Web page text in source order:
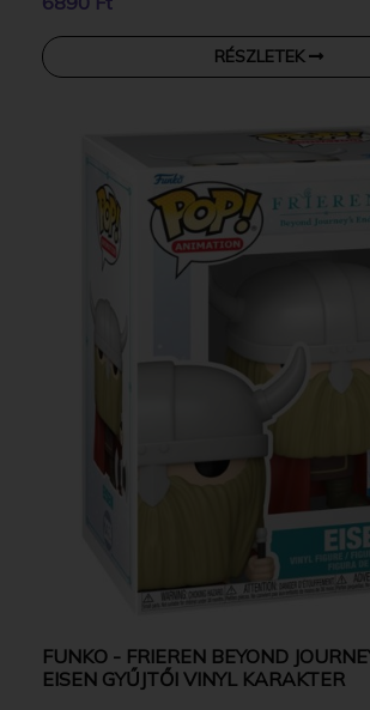
RÉSZLETEK
FUNKO - FRIEREN BEYOND
EISEN GYŰJTŐI VINYL KARAKTER